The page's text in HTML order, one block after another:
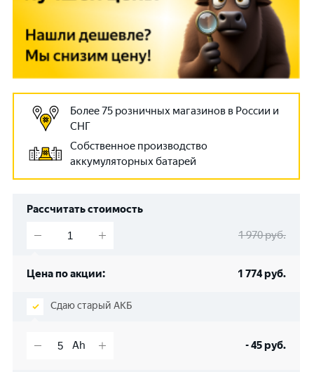
Более 75 розничных магазинов в России и
СНГ
Собственное производство
аккумуляторных батарей
Рассчитать стоимость
1 970руб.
Цена по акции: 1 774руб.
Сдаю старый АКБ
-45руб.